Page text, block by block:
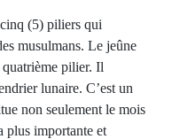
(5) piliers qui
musulmans. Le jeûne
quatrième pilier. Il
lunaire. C’est un
non seulement le mois
plus importante et